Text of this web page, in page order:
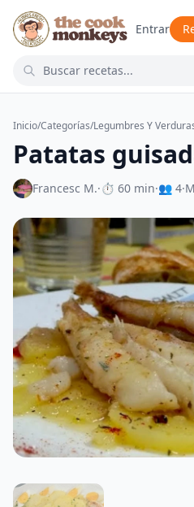
Entrar
Inicio/Categorías/Legumbres Y
Patatas
Francesc M.·⏱ 60 min·👥 4·